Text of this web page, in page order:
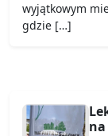
wyjątkowym
gdzie […]